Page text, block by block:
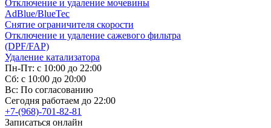
Отключение и удаление мочевины
AdBlue/BlueTec
Снятие ограничителя скорости
Отключение и удаление сажевого фильтра
(DPF/FAP)
Удаление катализатора
Пн-Пт: с 10:00 до 22:00
Сб: с 10:00 до 20:00
Вс: По согласованию
Сегодня работаем до 22:00
+7-(968)-701-82-81
Записаться онлайн